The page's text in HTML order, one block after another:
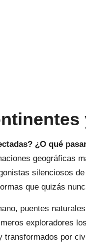
¿O qué
geográficas
silenciosos
que quizás
puentes
exploradores
transformados por